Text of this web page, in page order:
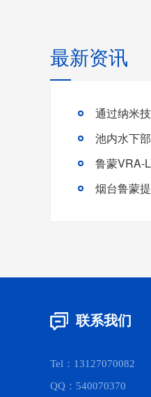
最新资讯
烟台鲁蒙
联系我们
Tel：13127070082
QQ：540070370